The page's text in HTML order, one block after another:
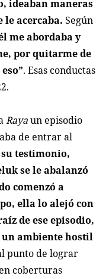
ideaban maneras
le acercaba. Según
me abordaba y
por quitarme de
. Esas conductas
Rayaun episodio
de entrar al
su testimonio,
se le abalanzó
comenzó a
ella lo alejó con
de ese episodio,
ambiente hostil
punto de lograr
coberturas